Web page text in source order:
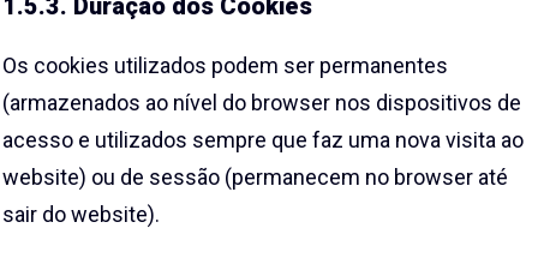
1.5.3. Duração dos Cookies
Os cookies utilizados podem ser permanentes
(armazenados ao nível do browser nos dispositivos de
acesso e utilizados sempre que faz uma nova visita ao
website) ou de sessão (permanecem no browser até
sair do website).